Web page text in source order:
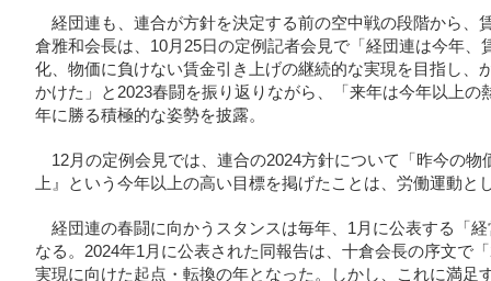
経団連も、連合が方針を決定する前の空中戦の段階から、
倉雅和会長は、10月25日の定例記者会見で「経団連は今年
化、物価に負けない賃金引き上げの継続的な実現を目指し、
かけた」と2023春闘を振り返りながら、「来年は今年以上の
年に勝る積極的な姿勢を披露。
12月の定例会見では、連合の2024方針について「昨今の
上』という今年以上の高い目標を掲げたことは、労働運動と
経団連の春闘に向かうスタンスは毎年、1月に公表する「
なる。2024年1月に公表された同報告は、十倉会長の序文で
実現に向けた起点・転換の年となった。しかし、これに満足